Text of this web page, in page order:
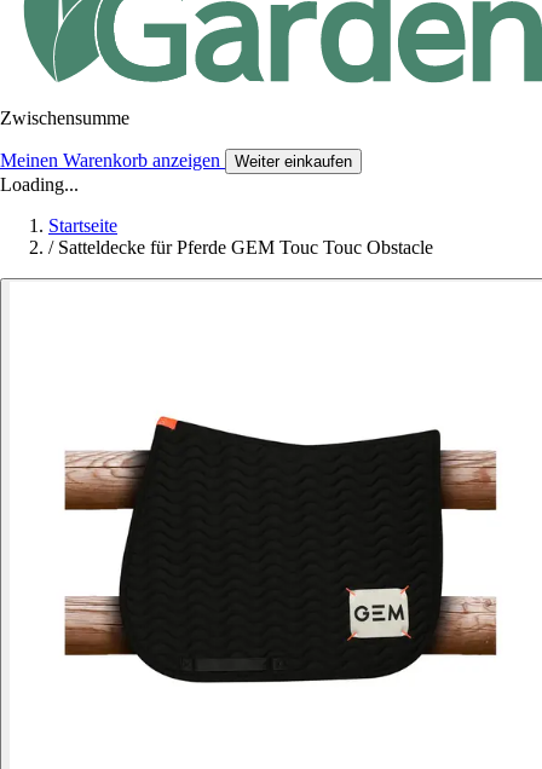
Zwischensumme
Meinen Warenkorb anzeigen Weiter einkaufen
Loading...
Startseite
/ Satteldecke für Pferde GEM Touc Touc Obstacle